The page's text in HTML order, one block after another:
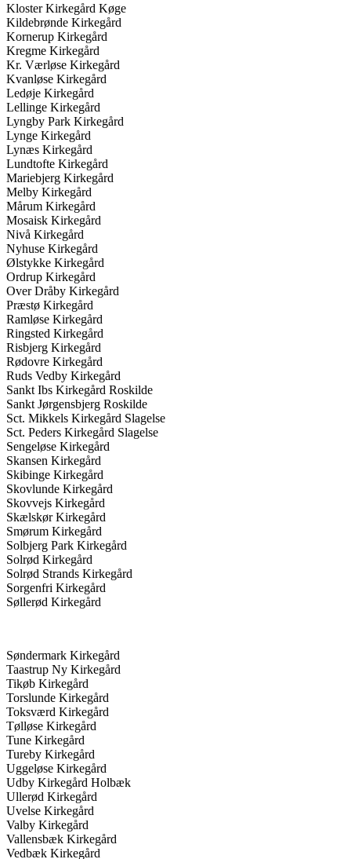
Kloster Kirkegård Køge
Kildebrønde Kirkegård
Kornerup Kirkegård
Kregme Kirkegård
Kr. Værløse Kirkegård
Kvanløse Kirkegård
Ledøje Kirkegård
Lellinge Kirkegård
Lyngby Park Kirkegård
Lynge Kirkegård
Lynæs Kirkegård
Lundtofte Kirkegård
Mariebjerg Kirkegård
Melby Kirkegård
Mårum Kirkegård
Mosaisk Kirkegård
Nivå Kirkegård
Nyhuse Kirkegård
Ølstykke Kirkegård
Ordrup Kirkegård
Over Dråby Kirkegård
Præstø Kirkegård
Ramløse Kirkegård
Ringsted Kirkegård
Risbjerg Kirkegård
Rødovre Kirkegård
Ruds Vedby Kirkegård
Sankt Ibs Kirkegård Roskilde
Sankt Jørgensbjerg Roskilde
Sct. Mikkels Kirkegård Slagelse
Sct. Peders Kirkegård Slagelse
Sengeløse Kirkegård
Skansen Kirkegård
Skibinge Kirkegård
Skovlunde Kirkegård
Skovvejs Kirkegård
Skælskør Kirkegård
Smørum Kirkegård
Solbjerg Park Kirkegård
Solrød Kirkegård
Solrød Strands Kirkegård
Sorgenfri Kirkegård
Søllerød Kirkegård
Søndermark Kirkegård
Taastrup Ny Kirkegård
Tikøb Kirkegård
Torslunde Kirkegård
Toksværd Kirkegård
Tølløse Kirkegård
Tune Kirkegård
Tureby Kirkegård
Uggeløse Kirkegård
Udby Kirkegård Holbæk
Ullerød Kirkegård
Uvelse Kirkegård
Valby Kirkegård
Vallensbæk Kirkegård
Vedbæk Kirkegård